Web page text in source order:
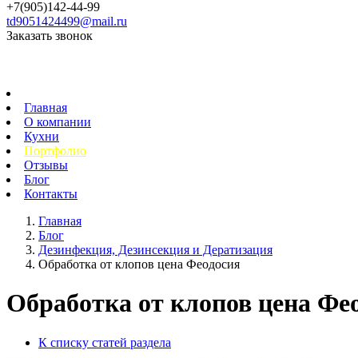
+7(905)142-44-99
td9051424499@mail.ru
Заказать звонок
Главная
О компании
Кухни
Портфолио
Отзывы
Блог
Контакты
Главная
Блог
Дезинфекция, Дезинсекция и Дератизация
Обработка от клопов цена Феодосия
Обработка от клопов цена
К списку статей раздела